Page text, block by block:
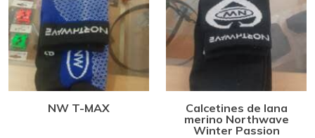
NW T-MAX
Calcetines de lana
merino Northwave
Winter Passion